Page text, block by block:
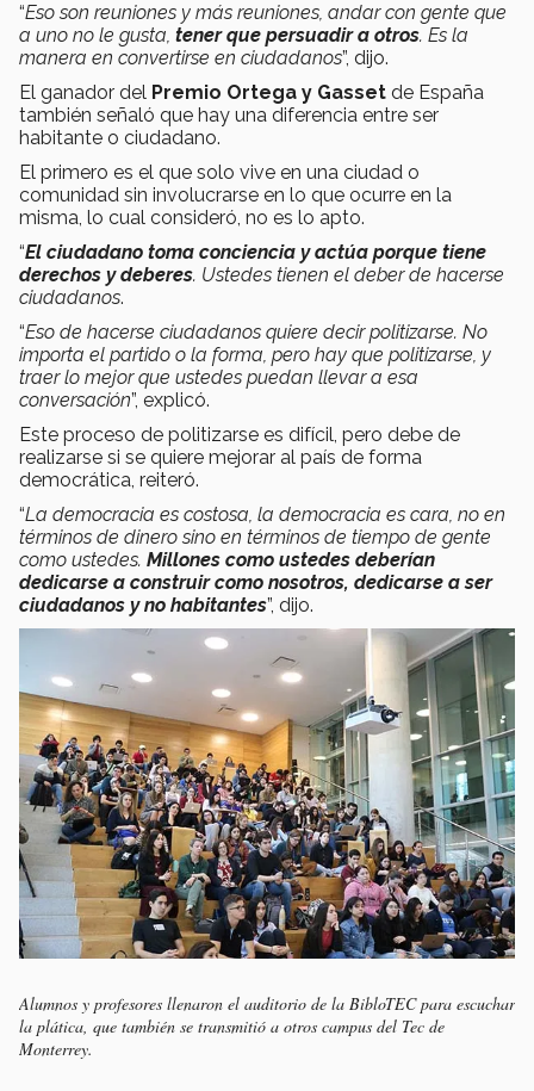
“Eso son reuniones y más reuniones, andar con gente que
a uno no le gusta, tener que persuadir a otros. Es la
manera en convertirse en ciudadanos”, dijo.
El ganador del Premio Ortega y Gasset de España
también señaló que hay una diferencia entre ser
habitante o ciudadano.
El primero es el que solo vive en una ciudad o
comunidad sin involucrarse en lo que ocurre en la
misma, lo cual consideró, no es lo apto.
“El ciudadano toma conciencia y actúa porque tiene
derechos y deberes. Ustedes tienen el deber de hacerse
ciudadanos.
“Eso de hacerse ciudadanos quiere decir politizarse. No
importa el partido o la forma, pero hay que politizarse, y
traer lo mejor que ustedes puedan llevar a esa
conversación”, explicó.
Este proceso de politizarse es difícil, pero debe de
realizarse si se quiere mejorar al país de forma
democrática, reiteró.
“La democracia es costosa, la democracia es cara, no en
términos de dinero sino en términos de tiempo de gente
como ustedes. Millones como ustedes deberían
dedicarse a construir como nosotros, dedicarse a ser
ciudadanos y no habitantes”, dijo.
Alumnos y profesores llenaron el auditorio de la BibloTEC para escuchar
la plática, que también se transmitió a otros campus del Tec de
Monterrey.